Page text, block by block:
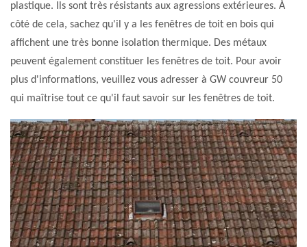
plastique. Ils sont très résistants aux agressions extérieures. À
côté de cela, sachez qu'il y a les fenêtres de toit en bois qui
affichent une très bonne isolation thermique. Des métaux
peuvent également constituer les fenêtres de toit. Pour avoir
plus d'informations, veuillez vous adresser à GW couvreur 50
qui maîtrise tout ce qu'il faut savoir sur les fenêtres de toit.